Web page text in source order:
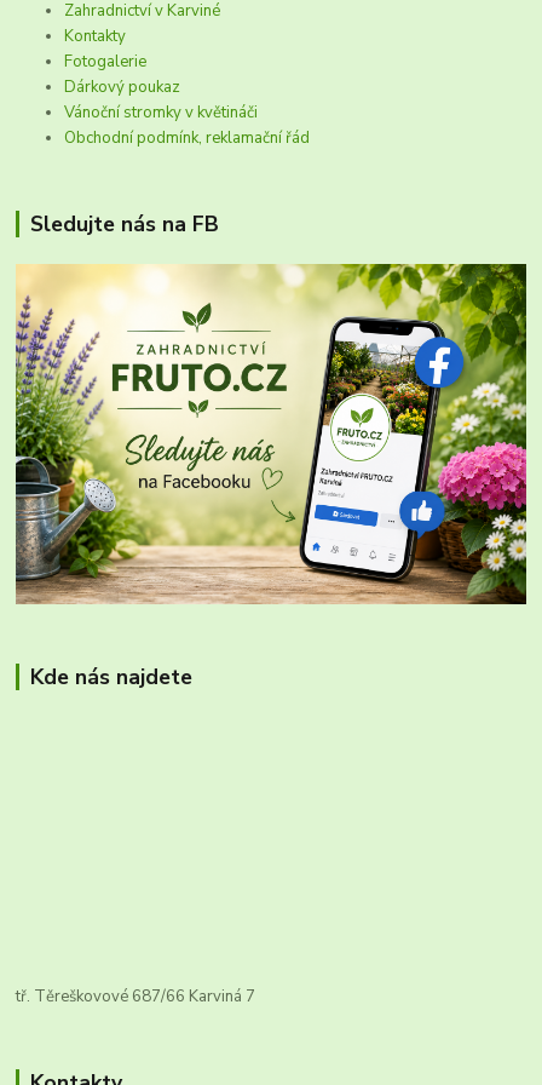
Zahradnictví v Karviné
Kontakty
Fotogalerie
Dárkový poukaz
Vánoční stromky v květináči
Obchodní podmínk, reklamační řád
Sledujte nás na FB
Kde nás najdete
tř. Těreškovové 687/66 Karviná 7